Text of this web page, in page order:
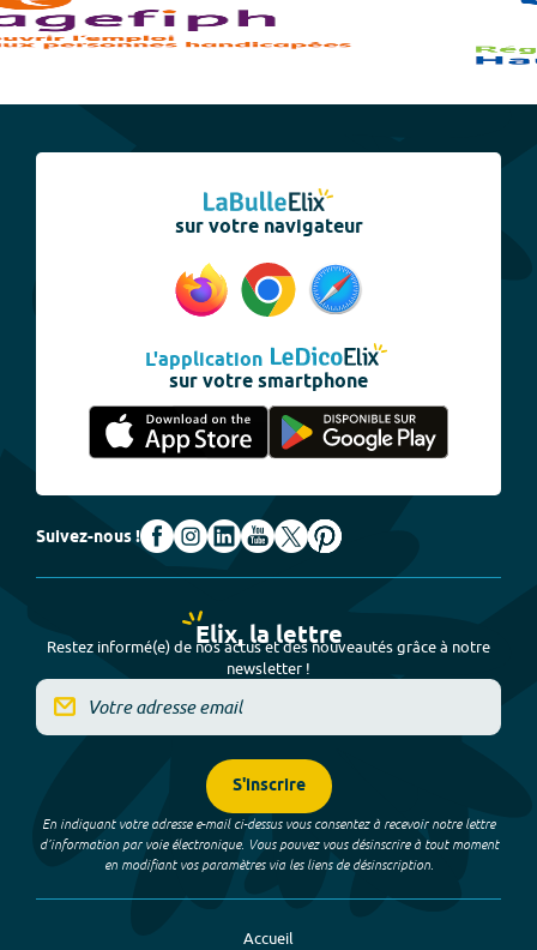
sur votre navigateur
L'application
sur votre smartphone
Suivez-nous !
Elix, la lettre
Restez informé(e) de nos actus et des nouveautés grâce à notre
newsletter !
S'inscrire
En indiquant votre adresse e-mail ci-dessus vous consentez à recevoir notre lettre
d’information par voie électronique. Vous pouvez vous désinscrire à tout moment
en modifiant vos paramètres via les liens de désinscription.
Accueil